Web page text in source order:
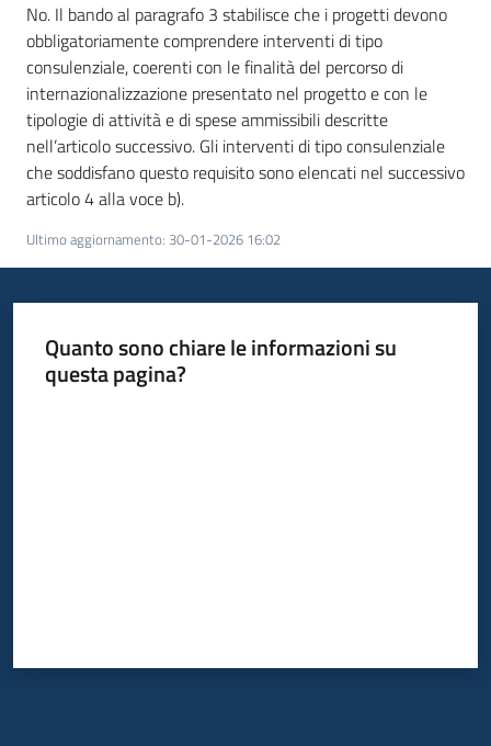
Comunicazione
e
partecipazione
Seguici
su
No. Il bando al paragrafo 3 stabilisce che i progetti devono
obbligatoriamente comprendere interventi di tipo
consulenziale, coerenti con le finalità del percorso di
internazionalizzazione presentato nel progetto e con le
tipologie di attività e di spese ammissibili descritte
nell’articolo successivo. Gli interventi di tipo consulenziale
che soddisfano questo requisito sono elencati nel successivo
articolo 4 alla voce b).
Ultimo aggiornamento: 30-01-2026 16:02
Quanto sono chiare le informazioni su
questa pagina?